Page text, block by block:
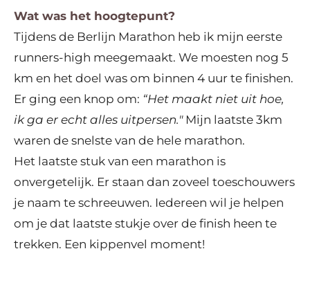
Wat was het hoogtepunt?
Tijdens de Berlijn Marathon heb ik mijn eerste
runners-high meegemaakt. We moesten nog 5
km en het doel was om binnen 4 uur te finishen.
Er ging een knop om: “Het maakt niet uit hoe,
ik ga er echt alles uitpersen."Mijn laatste 3km
waren de snelste van de hele marathon.
Het laatste stuk van een marathon is
onvergetelijk. Er staan dan zoveel toeschouwers
je naam te schreeuwen. Iedereen wil je helpen
om je dat laatste stukje over de finish heen te
trekken. Een kippenvel moment!